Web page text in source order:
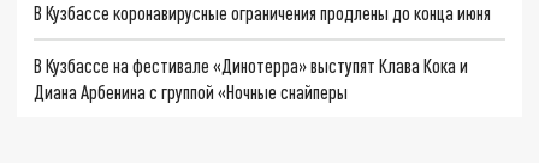
В Кузбассе коронавирусные ограничения продлены до конца июня
В Кузбассе на фестивале «Динотерра» выступят Клава Кока и
Диана Арбенина с группой «Ночные снайперы